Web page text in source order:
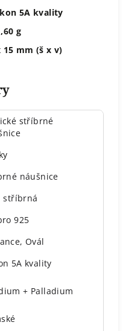
5A kvality
g
15 mm (š x v)
stříbrné
náušnice
stříbrná
925
,Ovál
5A kvality
+ Palladium